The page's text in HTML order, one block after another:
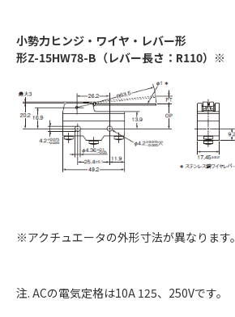
小勢力ヒンジ・ワイヤ・レバー形
形Z-15HW78-B（レバー長さ：R110）※
※アクチュエータの外形寸法が異なります。
注. ACの電気定格は10A 125、250Vです。